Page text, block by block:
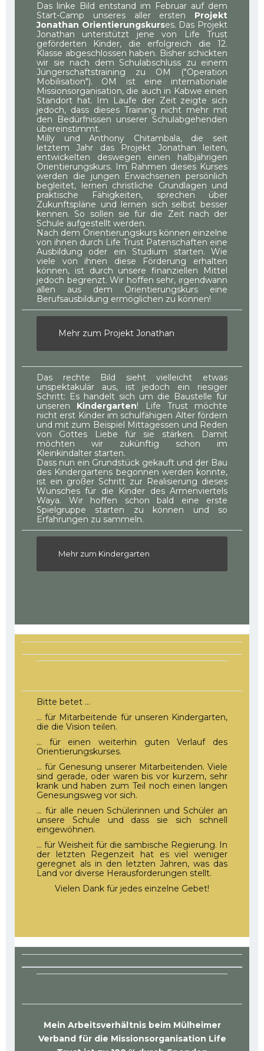
Das linke Bild entstand im Februar auf dem
Start-Camp unseres aller ersten Projekt
Jonathan Orientierungskurses. Das Projekt
Jonathan unterstützt jene von Life Trust
geförderten Kinder, die erfolgreich die 12.
Klasse abgeschlossen haben. Bisher schickten
wir sie nach dem Schulabschluss zu einem
Jüngerschaftstraining zu OM ("Operation
Mobilisation"). OM ist eine internationale
Missionsorganisation, die auch in Kabwe einen
Standort hat. Im Laufe der Zeit zeigte sich
jedoch, dass dieses Training nicht mehr mit
den Bedürfnissen unserer Schulabgehenden
übereinstimmt.
Milly und Anthony Chitambala, die seit
letztem Jahr das Projekt Jonathan leiten,
entwickelten deswegen einen halbjährigen
Orientierungskurs. Im Rahmen dieses Kurses
werden die jungen Erwachsenen persönlich
begleitet, lernen christliche Grundlagen und
praktische Fähigkeiten, sprechen über
Zukunftspläne und lernen sich selbst besser
kennen. So sollen sie für die Zeit nach der
Schule aufgestellt werden.
Nach dem Orientierungskurs können einzelne
von ihnen durch Life Trust Patenschaften eine
Ausbildung oder ein Studium starten. Wie
viele von ihnen diese Förderung erhalten
können, ist durch unsere finanziellen Mittel
jedoch begrenzt. Wir hoffen sehr, irgendwann
allen aus dem Orientierungskurs eine
Berufsausbildung ermöglichen zu können!
Mehr zum Projekt Jonathan
Das rechte Bild sieht vielleicht etwas
unspektakulär aus, ist jedoch ein riesiger
Schritt: Es handelt sich um die Baustelle für
unseren Kindergarten! Life Trust möchte
nicht erst Kinder im schulfähigen Alter fördern
und mit zum Beispiel Mittagessen und Reden
von Gottes Liebe für sie stärken. Damit
möchten wir zukünftig schon im
Kleinkindalter starten.
Dass nun ein Grundstück gekauft und der Bau
des Kindergartens begonnen werden konnte,
ist ein großer Schritt zur Realisierung dieses
Wunsches für die Kinder des Armenviertels
Waya. Wir hoffen schon bald eine erste
Spielgruppe starten zu können und so
Erfahrungen zu sammeln.
Mehr zum Kindergarten
Bitte betet …
… für Mitarbeitende für unseren Kindergarten,
die die Vision teilen.
… für einen weiterhin guten Verlauf des
Orientierungskurses.
… für Genesung unserer Mitarbeitenden. Viele
sind gerade, oder waren bis vor kurzem, sehr
krank und haben zum Teil noch einen langen
Genesungsweg vor sich.
… für alle neuen Schülerinnen und Schüler an
unsere Schule und dass sie sich schnell
eingewöhnen.
… für Weisheit für die sambische Regierung. In
der letzten Regenzeit hat es viel weniger
geregnet als in den letzten Jahren, was das
Land vor diverse Herausforderungen stellt.
Vielen Dank für jedes einzelne Gebet!
Mein Arbeitsverhältnis beim Mülheimer
Verband für die Missionsorganisation Life